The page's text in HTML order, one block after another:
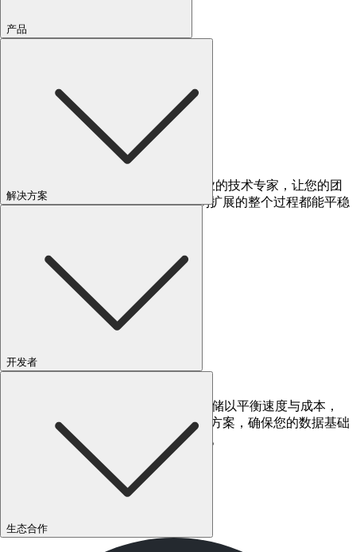
产品
解决方案
开发者
生态合作
专业的技术支持
TDengine TSDB-Enterprise 配备了专业的技术专家，让您的团
队随时都能获得帮助，确保从部署到扩展的整个过程都能平稳
企业级存储功能
TDengine TSDB-Enteprise 提供多级存储以平衡速度与成本，
同时配备双副本、双活模式等高可用方案，确保您的数据基础
设施兼具成本效益、高可靠与高可用。